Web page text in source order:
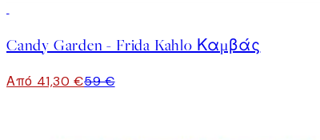
Candy Garden - Frida Kahlo Καμβάς
Από 41,30 €59 €